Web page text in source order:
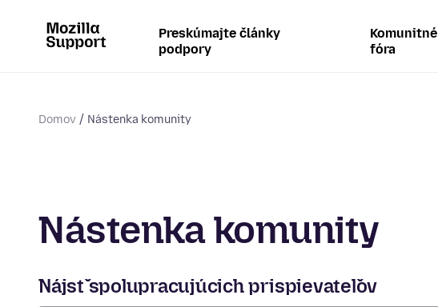
Preskúmajte články
podpory
Komunitné
fóra
Domov Nástenka komunity
Nástenka komunity
Nájsť spolupracujúcich prispievateľov